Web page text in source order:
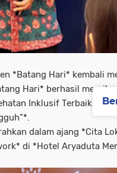
*Batang Hari* kembali
Hari* berhasil meraih
Inklusif Terbaik”*
dalam ajang *Cita
di *Hotel Aryaduta